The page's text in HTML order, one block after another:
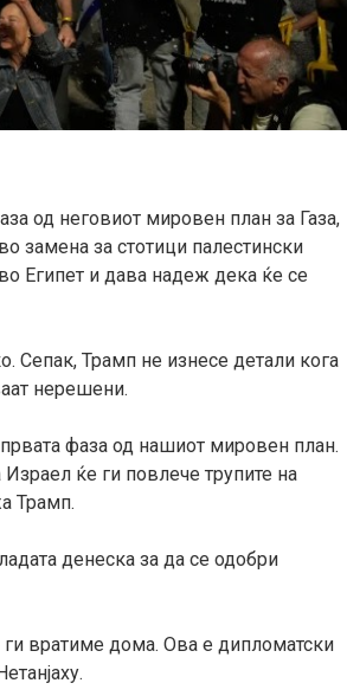
од неговиот мировен план за Газа,
замена за стотици палестински
Египет и дава надеж дека ќе се
Сепак, Трамп не изнесе детали кога
нерешени.
фаза од нашиот мировен план.
ќе ги повлече трупите на
Трамп.
денеска за да се одобри
вратиме дома. Ова е дипломатски